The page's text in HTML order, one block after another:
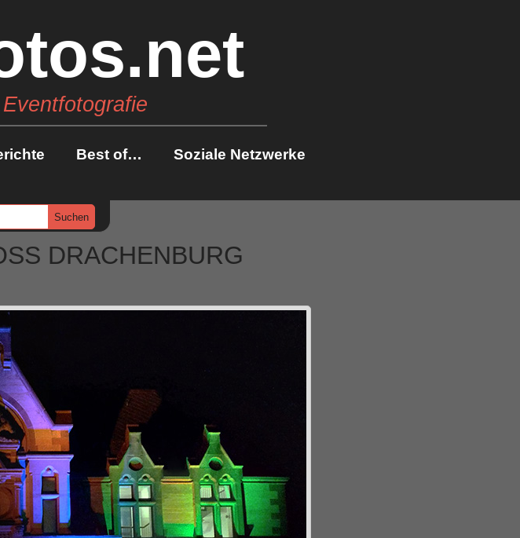
Best of…
Soziale Netzwerke
DRACHENBURG